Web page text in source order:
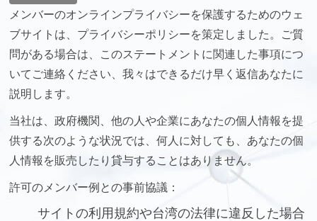
メンバーのオンラインプライバシーを保護するためのウェ
ブサイトは、プライバシーポリシーを策定しました。ご質
問がある場合は、このステートメントに関連した事項につ
いてご連絡ください、我々はできるだけ早く返信あなたに
説明します。
当社は、政府機関、他の人や企業にあなたの個人情報を提
供する次のような状況では、何人に対しても、あなたの個
人情報を販売したり貸与することはありません。
許可のメンバー例との事前協議：
サイトの利用規約や台湾の法律に違反した場合